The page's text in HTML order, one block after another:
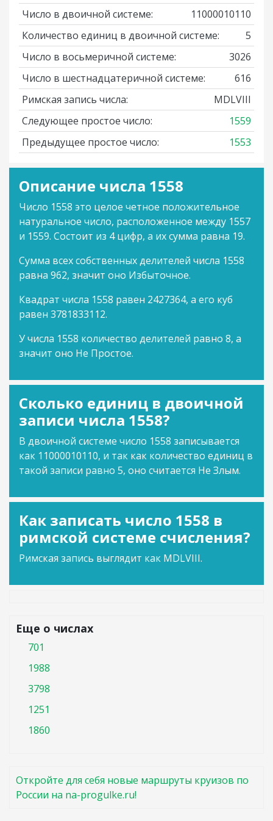
Число в двоичной системе:
11000010110
Количество единиц в двоичной системе:
5
Число в восьмеричной системе:
3026
Число в шестнадцатеричной системе:
616
Римская запись числа:
MDLVIII
Следующее простое число:
1559
Предыдущее простое число:
1553
Описание числа 1558
Число 1558 это целое четное положительное
натуральное число, расположенное между 1557
и 1559. Состоит из 4 цифр, а их сумма равна 19.
Сумма всех собственных делителей числа 1558
равна 962, значит оно Избыточное.
Квадрат числа 1558 равен 2427364, а его куб
равен 3781833112.
У числа 1558 количество делителей равно 8, а
значит оно Не Простое.
Сколько единиц в двоичной
записи числа 1558?
В двоичной системе число 1558 записывается
как 11000010110, и так как количество единиц в
такой записи равно 5, оно считается Не Злым.
Как записать число 1558 в
римской системе счисления?
Римская запись выглядит как MDLVIII.
Еще о числах
701
1988
3798
1251
1860
Откройте для себя новые маршруты круизов по
России на na-progulke.ru!